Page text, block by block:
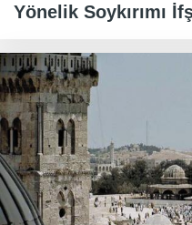
Yönelik Soykırımı